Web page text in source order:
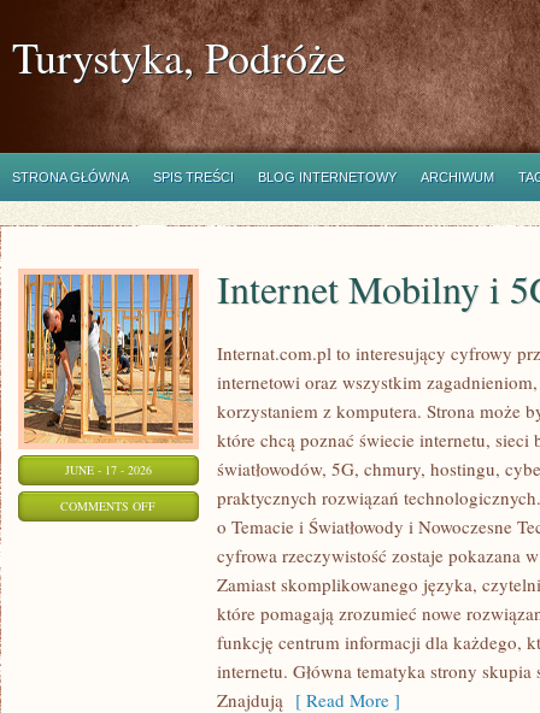
Turystyka, Podróże
STRONA GŁÓWNA SPIS TREŚCI BLOG INTERNETOWY ARCHIWUM
JUNE - 17 - 2026
COMMENTS OFFON
Internet Mobilny i
Internat.com.pl to interesujący cyfrowy
internetowi oraz wszystkim
korzystaniem z komputera. Strona może
które chcą poznać świecie internetu, sieci
światłowodów, 5G, chmury, hostingu,
praktycznych rozwiązań
o Temacie i Światłowody i Nowoczesne
cyfrowa rzeczywistość zostaje pokazana
Zamiast skomplikowanego języka,
które pomagają zrozumieć nowe
funkcję centrum informacji dla każdego,
internetu. Główna tematyka strony
Znajdują [ Read More ]